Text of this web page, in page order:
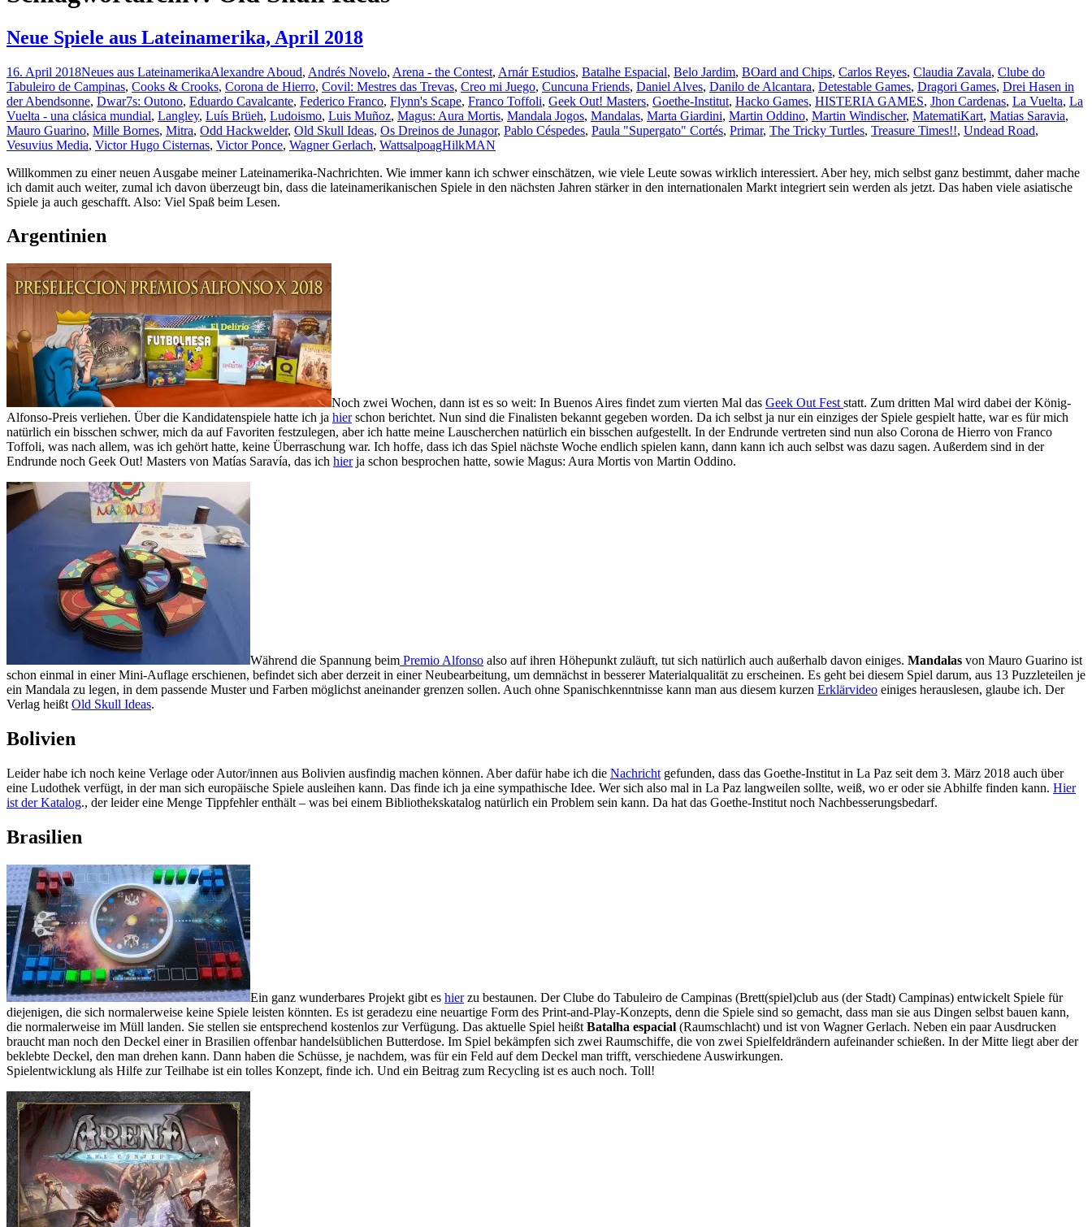
Neue Spiele aus Lateinamerika, April 2018
16. April 2018Neues aus LateinamerikaAlexandre Aboud, Andrés Novelo, Arena - the Contest, Arnár Estudios, Batalhe Espacial, Belo Jardim, BOard and Chips, Carlos Reyes, Claudia Zavala, Clube do
Tabuleiro de Campinas, Cooks & Crooks, Corona de Hierro, Covil: Mestres das Trevas, Creo mi Juego, Cuncuna Friends, Daniel Alves, Danilo de Alcantara, Detestable Games, Dragori Games, Drei Hasen in
der Abendsonne, Dwar7s: Outono, Eduardo Cavalcante, Federico Franco, Flynn's Scape, Franco Toffoli, Geek Out! Masters, Goethe-Institut, Hacko Games, HISTERIA GAMES, Jhon Cardenas, La Vuelta, La
Vuelta - una clásica mundial, Langley, Luís Brüeh, Ludoismo, Luis Muñoz, Magus: Aura Mortis, Mandala Jogos, Mandalas, Marta Giardini, Martin Oddino, Martin Windischer, MatematiKart, Matias Saravia,
Mauro Guarino, Mille Bornes, Mitra, Odd Hackwelder, Old Skull Ideas, Os Dreinos de Junagor, Pablo Céspedes, Paula "Supergato" Cortés, Primar, The Tricky Turtles, Treasure Times!!, Undead Road,
Vesuvius Media, Victor Hugo Cisternas, Victor Ponce, Wagner Gerlach, WattsalpoagHilkMAN
Willkommen zu einer neuen Ausgabe meiner Lateinamerika-Nachrichten. Wie immer kann ich schwer einschätzen, wie viele Leute sowas wirklich interessiert. Aber hey, mich selbst ganz bestimmt, daher mache
ich damit auch weiter, zumal ich davon überzeugt bin, dass die lateinamerikanischen Spiele in den nächsten Jahren stärker in den internationalen Markt integriert sein werden als jetzt. Das haben viele asiatische
Spiele ja auch geschafft. Also: Viel Spaß beim Lesen.
Argentinien
Noch zwei Wochen, dann ist es so weit: In Buenos Aires findet zum vierten Mal das Geek Out Fest statt. Zum dritten Mal wird dabei der König-
Alfonso-Preis verliehen. Über die Kandidatenspiele hatte ich ja hierschon berichtet. Nun sind die Finalisten bekannt gegeben worden. Da ich selbst ja nur ein einziges der Spiele gespielt hatte, war es für mich
natürlich ein bisschen schwer, mich da auf Favoriten festzulegen, aber ich hatte meine Lauscherchen natürlich ein bisschen aufgestellt. In der Endrunde vertreten sind nun also Corona de Hierro von Franco
Toffoli, was nach allem, was ich gehört hatte, keine Überraschung war. Ich hoffe, dass ich das Spiel nächste Woche endlich spielen kann, dann kann ich auch selbst was dazu sagen. Außerdem sind in der
Endrunde noch Geek Out! Masters von Matías Saravía, das ich hierja schon besprochen hatte, sowie Magus: Aura Mortis von Martin Oddino.
Während die Spannung beim Premio Alfonso also auf ihren Höhepunkt zuläuft, tut sich natürlich auch außerhalb davon einiges. Mandalas von Mauro Guarino ist
schon einmal in einer Mini-Auflage erschienen, befindet sich aber derzeit in einer Neubearbeitung, um demnächst in besserer Materialqualität zu erscheinen. Es geht bei diesem Spiel darum, aus 13 Puzzleteilen je
ein Mandala zu legen, in dem passende Muster und Farben möglichst aneinander grenzen sollen. Auch ohne Spanischkenntnisse kann man aus diesem kurzen Erklärvideo einiges herauslesen, glaube ich. Der
Verlag heißt Old Skull Ideas.
Bolivien
Leider habe ich noch keine Verlage oder Autor/innen aus Bolivien ausfindig machen können. Aber dafür habe ich die Nachricht gefunden, dass das Goethe-Institut in La Paz seit dem 3. März 2018 auch über
eine Ludothek verfügt, in der man sich europäische Spiele ausleihen kann. Das finde ich ja eine sympathische Idee. Wer sich also mal in La Paz langweilen sollte, weiß, wo er oder sie Abhilfe finden kann. Hier
ist der Katalog., der leider eine Menge Tippfehler enthält – was bei einem Bibliothekskatalog natürlich ein Problem sein kann. Da hat das Goethe-Institut noch Nachbesserungsbedarf.
Brasilien
Ein ganz wunderbares Projekt gibt es hierzu bestaunen. Der Clube do Tabuleiro de Campinas (Brett(spiel)club aus (der Stadt) Campinas) entwickelt Spiele für
diejenigen, die sich normalerweise keine Spiele leisten könnten. Es ist geradezu eine neuartige Form des Print-and-Play-Konzepts, denn die Spiele sind so gemacht, dass man sie aus Dingen selbst bauen kann,
die normalerweise im Müll landen. Sie stellen sie entsprechend kostenlos zur Verfügung. Das aktuelle Spiel heißt Batalha espacial (Raumschlacht) und ist von Wagner Gerlach. Neben ein paar Ausdrucken
braucht man noch den Deckel einer in Brasilien offenbar handelsüblichen Butterdose. Im Spiel bekämpfen sich zwei Raumschiffe, die von zwei Spielfeldrändern aufeinander schießen. In der Mitte liegt aber der
beklebte Deckel, den man drehen kann. Dann haben die Schüsse, je nachdem, was für ein Feld auf dem Deckel man trifft, verschiedene Auswirkungen.
Spielentwicklung als Hilfe zur Teilhabe ist ein tolles Konzept, finde ich. Und ein Beitrag zum Recycling ist es auch noch. Toll!